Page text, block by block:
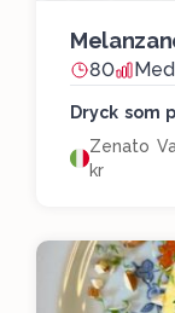
80
Dryck som
Zenato
kr